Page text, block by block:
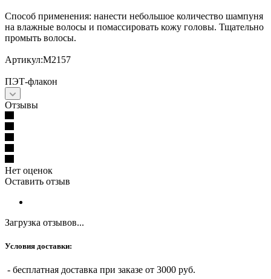
Способ применения: нанести небольшое количество шампуня
на влажные волосы и помассировать кожу головы. Тщательно
промыть волосы.
Артикул:М2157
ПЭТ-флакон
Отзывы
Нет оценок
Оставить отзыв
Загрузка отзывов...
Условия доставки:
- бесплатная доставка при заказе от 3000 руб.